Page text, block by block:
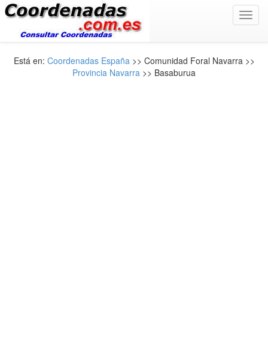
Está en: Coordenadas España>> Comunidad Foral Navarra >>
Provincia Navarra >> Basaburua